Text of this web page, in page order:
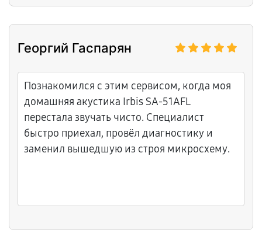
Георгий Гаспарян
Познакомился с этим сервисом, когда моя
домашняя акустика Irbis SA-51AFL
перестала звучать чисто. Специалист
быстро приехал, провёл диагностику и
заменил вышедшую из строя микросхему.